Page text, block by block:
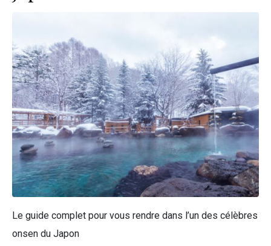
Le guide complet pour vous rendre dans l’un des célèbres
onsen du Japon